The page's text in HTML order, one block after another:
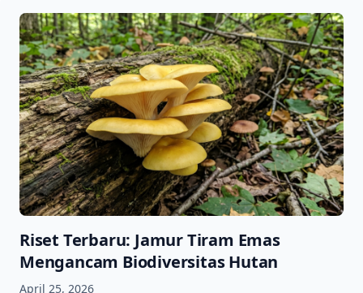
Riset Terbaru: Jamur Tiram Emas
Mengancam Biodiversitas Hutan
April 25, 2026